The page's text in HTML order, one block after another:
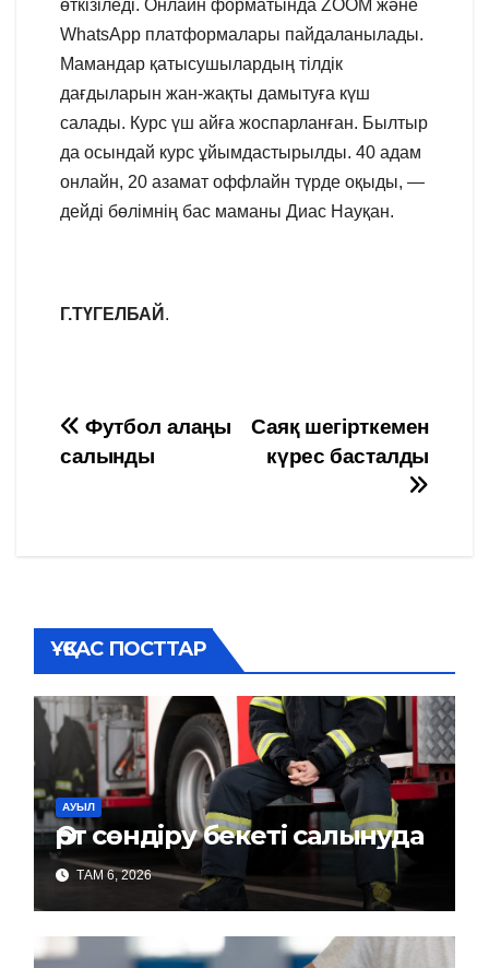
өткізіледі. Онлайн форматында ZOOM және
WhatsApp платформалары пайдаланылады.
Мамандар қатысушылардың тілдік
дағдыларын жан-жақты дамытуға күш
салады. Курс үш айға жоспарланған. Былтыр
да осындай курс ұйымдастырылды. 40 адам
онлайн, 20 азамат оффлайн түрде оқыды, —
дейді бөлімнің бас маманы Диас Науқан.
Г.ТҮГЕЛБАЙ .
Навигация
Саяқ шегірткемен
күрес басталды
Футбол алаңы
салынды
ҰҚСАС ПОСТТАР
АУЫЛ
Өрт сөндіру бекеті салынуда
ТАМ 6, 2026